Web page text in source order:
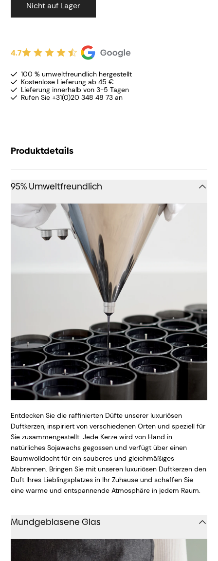
Nicht auf Lager
4.7
100 % umweltfreundlich hergestellt
Kostenlose Lieferung ab 45 €
Lieferung innerhalb von 3-5 Tagen
Rufen Sie +31(0)20 348 48 73 an
Produktdetails
95% Umweltfreundlich
Entdecken Sie die raffinierten Düfte unserer luxuriösen
Duftkerzen, inspiriert von verschiedenen Orten und speziell für
Sie zusammengestellt. Jede Kerze wird von Hand in
natürliches Sojawachs gegossen und verfügt über einen
Baumwolldocht für ein sauberes und gleichmäßiges
Abbrennen. Bringen Sie mit unseren luxuriösen Duftkerzen den
Duft Ihres Lieblingsplatzes in Ihr Zuhause und schaffen Sie
eine warme und entspannende Atmosphäre in jedem Raum.
Mundgeblasene Glas